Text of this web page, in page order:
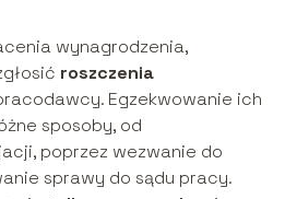
wynagrodzenia,
roszczenia
Egzekwowanie ich
sposoby, od
poprzez wezwanie do
sprawy do sądu pracy.